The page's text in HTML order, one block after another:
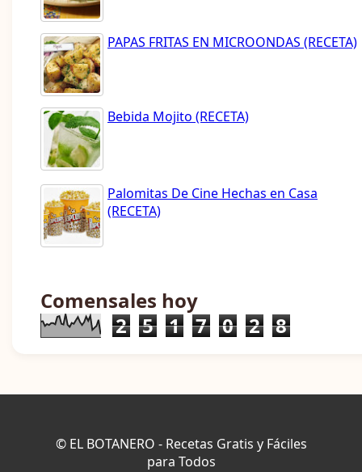
PAPAS FRITAS EN MICROONDAS (RECETA)
Bebida Mojito (RECETA)
Palomitas De Cine Hechas en Casa
(RECETA)
Comensales hoy
2 5 1 7 0 2 8
© EL BOTANERO - Recetas Gratis y Fáciles
para Todos